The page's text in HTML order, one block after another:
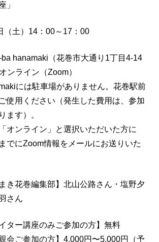
」
（土）14：00～17：00
ba hanamaki（花巻市大通り1丁目4-14
ンライン（Zoom）
には駐車場がありません。花巻駅前
使用ください（発生した費用は、参加
ます）。
ンライン」と選択いただいた方に
でにZoom情報をメールにお送りいた
き花巻編集部】北山公路さん・塩野夕
さん
ター講座のみご参加の方】無料
加の方】4,000円〜5,000円（予